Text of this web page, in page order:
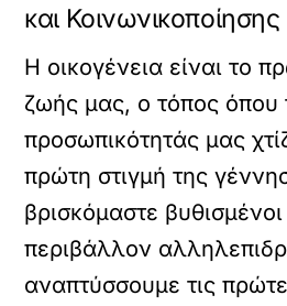
και Κοινωνικοποίησης
Η οικογένεια είναι το
ζωής μας, ο τόπος όπου
προσωπικότητάς μας
πρώτη στιγμή της
βρισκόμαστε
περιβάλλον
αναπτύσσουμε τις